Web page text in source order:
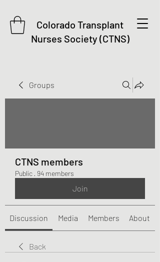
Colorado Transplant
Nurses Society (CTNS)
Groups
CTNS members
Public · 94 members
Join
Discussion Media Members About
Back